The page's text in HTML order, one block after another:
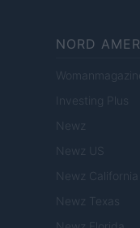
NORD
Womanmagazine
Investing Plus
Newz
Newz US
Newz California
Newz Texas